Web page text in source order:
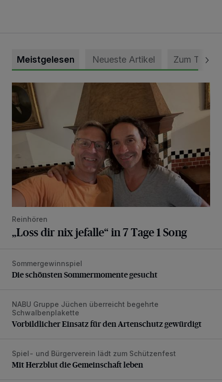
Meistgelesen Neueste Artikel Zum Thema
„Loss dir nix jefalle“ in 7 Tage 1 Song
Reinhören
„Loss dir nix jefalle“ in 7 Tage 1 Song
Die schönsten Sommermomente gesucht
Sommergewinnspiel
Die schönsten Sommermomente gesucht
Vorbildlicher Einsatz für den Artenschutz gewürdigt
NABU Gruppe Jüchen überreicht begehrte
Schwalbenplakette
Vorbildlicher Einsatz für den Artenschutz gewürdigt
Mit Herzblut die Gemeinschaft leben
Spiel- und Bürgerverein lädt zum Schützenfest
Mit Herzblut die Gemeinschaft leben